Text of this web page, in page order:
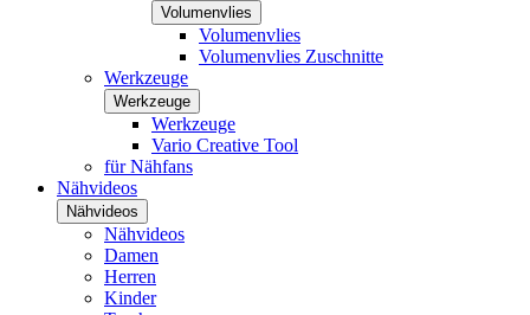
Volumenvlies
Volumenvlies
Volumenvlies Zuschnitte
Werkzeuge
Werkzeuge
Werkzeuge
Vario Creative Tool
für Nähfans
Nähvideos
Nähvideos
Nähvideos
Damen
Herren
Kinder